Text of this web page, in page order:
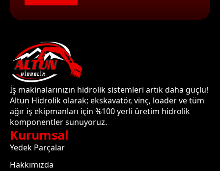
İş makinalarınızın hidrolik sistemleri artık daha güçlü!
Altun Hidrolik olarak; ekskavatör, vinç, loader ve tüm
ağır iş ekipmanları için %100 yerli üretim hidrolik
komponentler sunuyoruz.
Kurumsal
Yedek Parçalar
Hakkımızda